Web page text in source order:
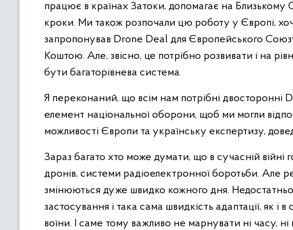
працює в країнах Затоки, допомагає на Близькому
кроки. Ми також розпочали цю роботу у Європі,
запропонував Drone Deal для Європейського
Коштою. Але, звісно, це потрібно розвивати і на
бути багаторівнева система.
Я переконаний, що всім нам потрібні двосторонні
елемент національної оборони, щоб ми могли
можливості Європи та українську експертизу,
Зараз багато хто може думати, що в сучасній війні
дронів, системи радіоелектронної боротьби. Але
змінюються дуже швидко кожного дня.
застосування і така сама швидкість адаптації, як
воїни. І саме тому важливо не марнувати ні часу, ні